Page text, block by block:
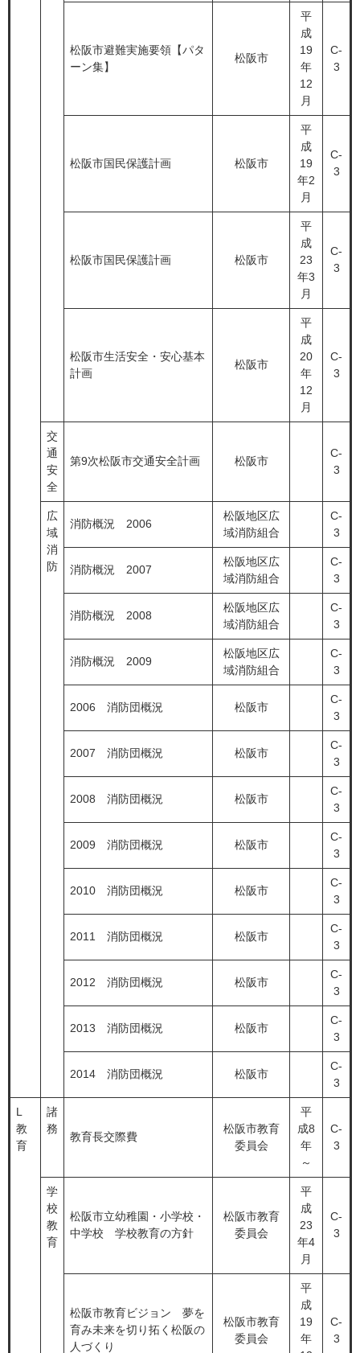
松阪市避難実施要領【パタ
ーン集】
松阪市
平
成
19
年
12
月
C-
3
松阪市国民保護計画 松阪市
平
成
19
年2
月
C-
3
松阪市国民保護計画 松阪市
平
成
23
年3
月
C-
3
松阪市生活安全・安心基本
計画
松阪市
平
成
20
年
12
月
C-
3
交
通
安
全
第9次松阪市交通安全計画 松阪市
C-
3
広
域
消
防
消防概況 2006
松阪地区広
域消防組合
C-
3
消防概況 2007
松阪地区広
域消防組合
C-
3
消防概況 2008
松阪地区広
域消防組合
C-
3
消防概況 2009
松阪地区広
域消防組合
C-
3
2006 消防団概況 松阪市
C-
3
2007 消防団概況 松阪市
C-
3
2008 消防団概況 松阪市
C-
3
2009 消防団概況 松阪市
C-
3
2010 消防団概況 松阪市
C-
3
2011 消防団概況 松阪市
C-
3
2012 消防団概況 松阪市
C-
3
2013 消防団概況 松阪市
C-
3
2014 消防団概況 松阪市
C-
3
L
教
育
諸
務
教育長交際費
松阪市教育
委員会
平
成8
年
～
C-
3
学
校
教
育
松阪市立幼稚園・小学校・
中学校 学校教育の方針
松阪市教育
委員会
平
成
23
年4
月
C-
3
松阪市教育ビジョン 夢を
育み未来を切り拓く松阪の
人づくり
松阪市教育
委員会
平
成
19
年
C-
3